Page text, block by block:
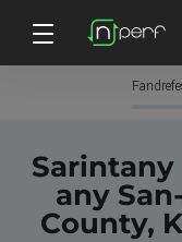
Sarintany
any
County,